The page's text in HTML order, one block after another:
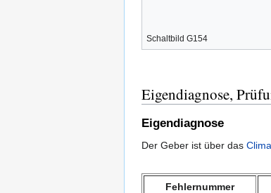
Schaltbild G154
Eigendiagnose,
Eigendiagnose
Der Geber ist über das
Fehlernummer